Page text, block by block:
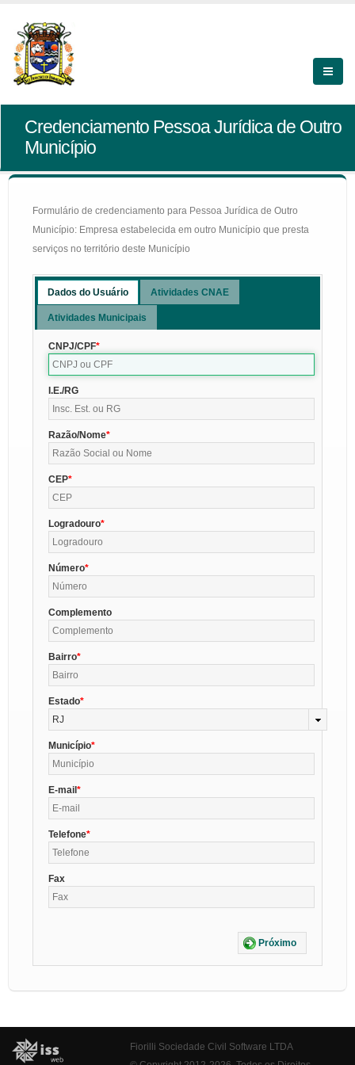
Credenciamento Pessoa Jurídica de Outro
Município
Formulário de credenciamento para Pessoa Jurídica de Outro
Município: Empresa estabelecida em outro Município que presta
serviços no território deste Município
Dados do Usuário Atividades CNAE
Atividades Municipais
CNPJ/CPF
I.E./RG
Razão/Nome
CEP
Logradouro
Número
Complemento
Bairro
Estado
RJ
Município
E-mail
Telefone
Fax
Próximo
Fiorilli Sociedade Civil Software LTDA